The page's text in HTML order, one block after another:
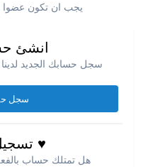
يجب ان تكون عضوا
انشئ
سجل حسابك الجديد لدينا
سجل
♥
هل تمتلك حساب